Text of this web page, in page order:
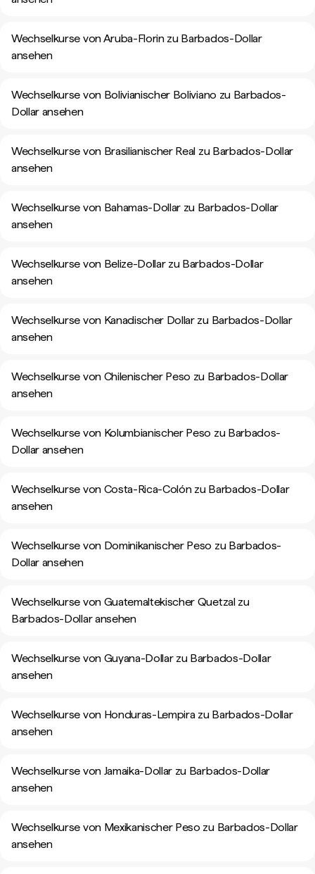
Wechselkurse von Aruba-Florin zu Barbados-Dollar
ansehen
Wechselkurse von Bolivianischer Boliviano zu Barbados-
Dollar ansehen
Wechselkurse von Brasilianischer Real zu Barbados-Dollar
ansehen
Wechselkurse von Bahamas-Dollar zu Barbados-Dollar
ansehen
Wechselkurse von Belize-Dollar zu Barbados-Dollar
ansehen
Wechselkurse von Kanadischer Dollar zu Barbados-Dollar
ansehen
Wechselkurse von Chilenischer Peso zu Barbados-Dollar
ansehen
Wechselkurse von Kolumbianischer Peso zu Barbados-
Dollar ansehen
Wechselkurse von Costa-Rica-Colón zu Barbados-Dollar
ansehen
Wechselkurse von Dominikanischer Peso zu Barbados-
Dollar ansehen
Wechselkurse von Guatemaltekischer Quetzal zu
Barbados-Dollar ansehen
Wechselkurse von Guyana-Dollar zu Barbados-Dollar
ansehen
Wechselkurse von Honduras-Lempira zu Barbados-Dollar
ansehen
Wechselkurse von Jamaika-Dollar zu Barbados-Dollar
ansehen
Wechselkurse von Mexikanischer Peso zu Barbados-Dollar
ansehen